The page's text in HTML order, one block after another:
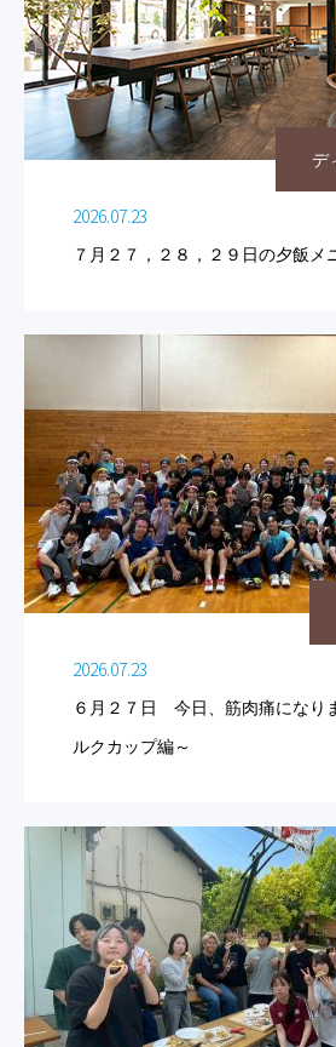
デ
2026.07.23
７月２７，２８，２９日の夕飯メ
2026.07.23
６月２７日 今日、筋肉痛になり
ルクカップ編～